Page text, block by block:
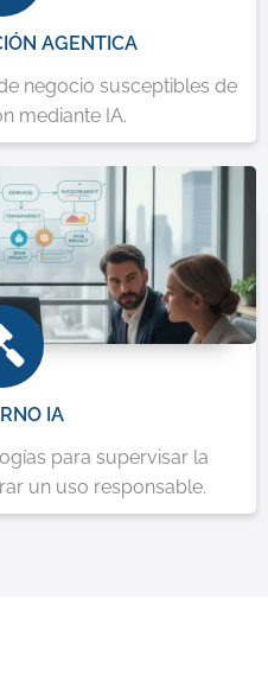
AGENTICA
negocio susceptibles de
mediante IA.
IA
para supervisar la
un uso responsable.